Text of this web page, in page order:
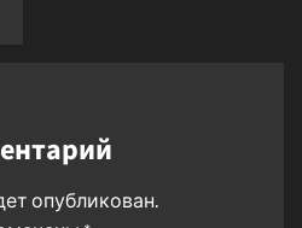
опубликован.